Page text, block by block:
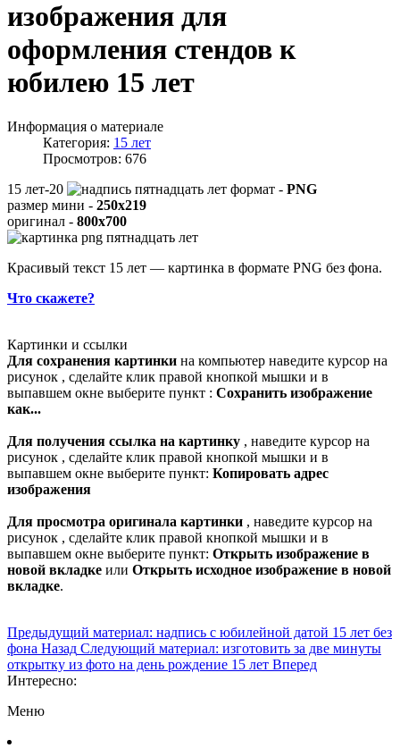
изображения для
оформления стендов к
юбилею 15 лет
Информация о материале
Категория: 15 лет
Просмотров: 676
15 лет-20
формат - PNG
размер мини - 250x219
оригинал - 800x700
Красивый текст 15 лет — картинка в формате PNG без фона.
Что скажете?
Картинки и ссылки
Для сохранения картинки на компьютер наведите курсор на
рисунок , сделайте клик правой кнопкой мышки и в
выпавшем окне выберите пункт : Сохранить изображение
как...
Для получения ссылка на картинку , наведите курсор на
рисунок , сделайте клик правой кнопкой мышки и в
выпавшем окне выберите пункт: Копировать адрес
изображения
Для просмотра оригинала картинки , наведите курсор на
рисунок , сделайте клик правой кнопкой мышки и в
выпавшем окне выберите пункт: Открыть изображение в
новой вкладке или Открыть исходное изображение в новой
вкладке.
Предыдущий материал: надпись с юбилейной датой 15 лет без
фона Назад Следующий материал: изготовить за две минуты
открытку из фото на день рождение 15 лет Вперед
Интересно:
Меню